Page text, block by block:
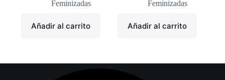
original
actual
Feminizadas
Añadir al carrito
original
actual
Feminizadas
Añadir al carrito